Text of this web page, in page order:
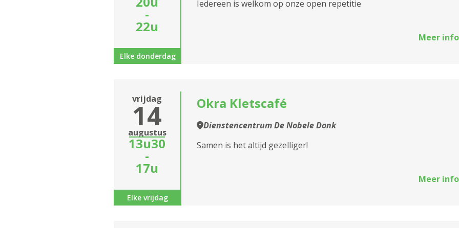
-
22u
Elke donderdag
Iedereen is welkom op onze open repetitie
Meer info
vrijdag
14
augustus
13u30
-
17u
Elke vrijdag
Okra Kletscafé
Dienstencentrum De Nobele Donk
Samen is het altijd gezelliger!
Meer info